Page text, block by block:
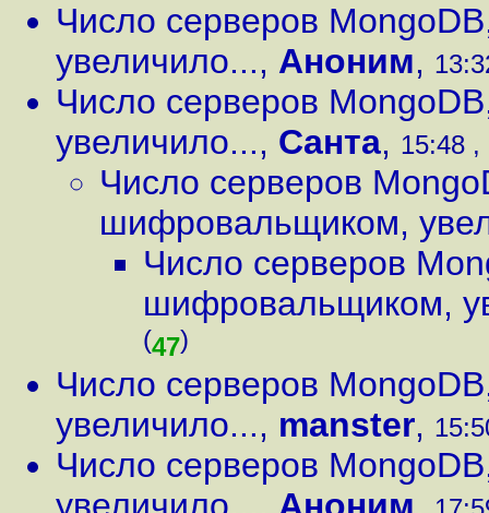
Число серверов
увеличило..., Аноним,
Число серверов
увеличило..., Санта, 15:48
Число серверов
шифровальщиком,
Число серверов
шифровальщиком,
(47)
Число серверов
увеличило..., manster,
Число серверов